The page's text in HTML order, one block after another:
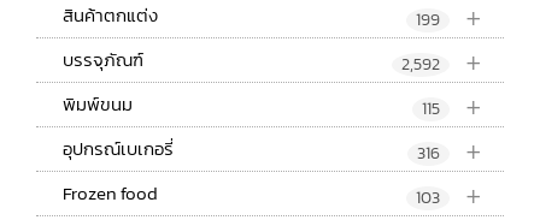
+
สินค้าตกแต่ง 199
+
บรรจุภัณฑ์ 2,592
+
พิมพ์ขนม 115
+
อุปกรณ์เบเกอรี่ 316
+
Frozen food 103